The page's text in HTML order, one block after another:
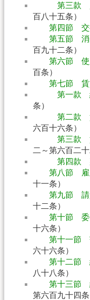
第三款
百八十五条）
第四節 交
第五節 消
百九十二条）
第六節 使
百条）
第七節 賃
第一款
条）
第二款
六百十六条）
第三款
二～第六百二十
第四款
第八節 雇
十一条）
第九節 請
十二条）
第十節 委
十六条）
第十一節
六十六条）
第十二節
八十八条）
第十三節
第六百九十四条